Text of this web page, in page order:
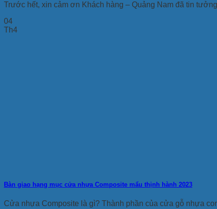
Trước hết, xin cảm ơn Khách hàng – Quảng Nam đã tin
04
Th4
Bàn giao hạng mục cửa nhựa Composite mẩu thịnh hành 2023
Cửa nhựa Composite là gì? Thành phần của cửa gỗ nhựa